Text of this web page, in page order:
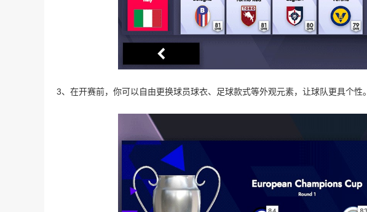
3、在开赛前，你可以自由更换球员球衣、足球款式等外观元素，让球队更具个性。